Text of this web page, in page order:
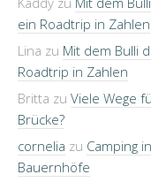
ein Roadtrip in Zahlen
Lina zu Mit dem Bulli
Roadtrip in Zahlen
Britta zu Viele Wege
Brücke?
cornelia zu Camping
Bauernhöfe